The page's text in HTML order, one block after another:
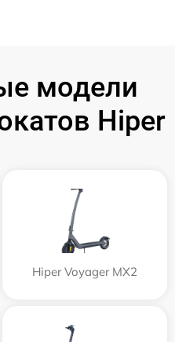
модели
Hiper
Hiper Voyager MX2